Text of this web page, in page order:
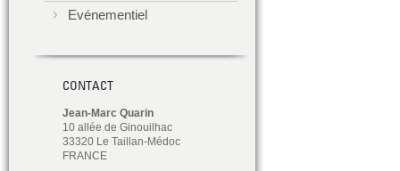
Evénementiel
CONTACT
Jean-Marc Quarin
10 allée de Ginouilhac
33320 Le Taillan-Médoc
FRANCE